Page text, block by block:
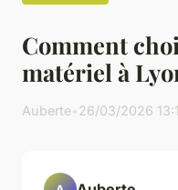
Comment
matériel à
Auberte•26/03/2026